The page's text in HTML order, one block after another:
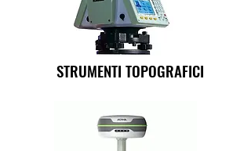
STRUMENTI TOPOGRAFICI